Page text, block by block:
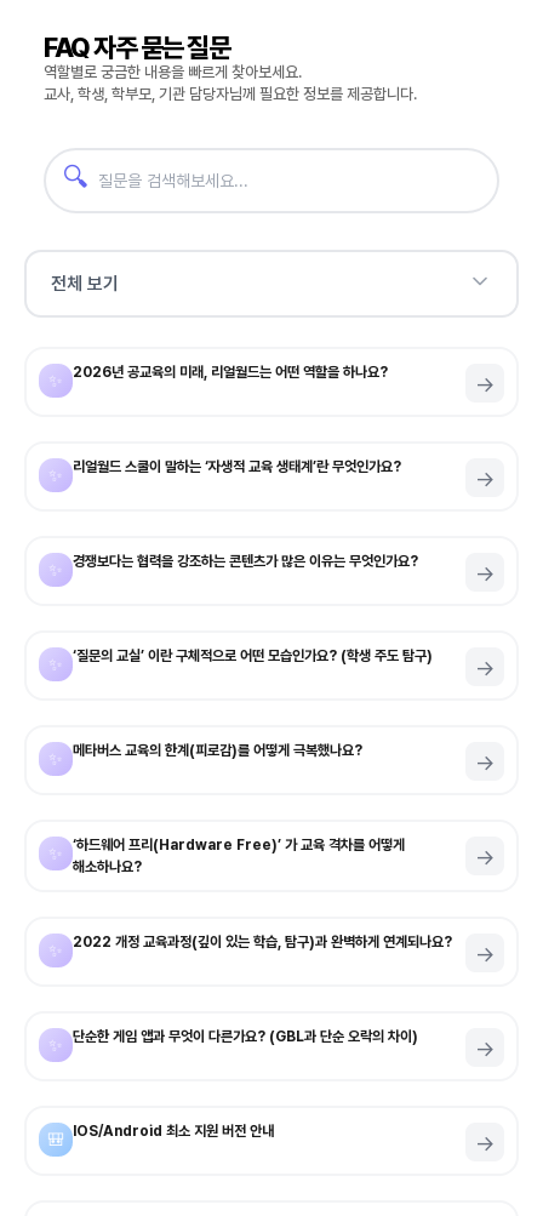
FAQ 자주 묻는 질문
역할별로 궁금한 내용을 빠르게 찾아보세요.
교사, 학생, 학부모, 기관 담당자님께 필요한 정보를 제공합니다.
🔍
전체 보기
✨ 2026년 공교육의 미래, 리얼월드는 어떤 역할을 하나요? →
✨ 리얼월드 스쿨이 말하는 ‘자생적 교육 생태계’란 무엇인가요? →
✨ 경쟁보다는 협력을 강조하는 콘텐츠가 많은 이유는 무엇인가요? →
✨ ‘질문의 교실’ 이란 구체적으로 어떤 모습인가요? (학생 주도 탐구) →
✨ 메타버스 교육의 한계(피로감)를 어떻게 극복했나요? →
✨
‘하드웨어 프리(Hardware Free)’ 가 교육 격차를 어떻게
해소하나요?
→
✨ 2022 개정 교육과정(깊이 있는 학습, 탐구)과 완벽하게 연계되나요? →
✨ 단순한 게임 앱과 무엇이 다른가요? (GBL과 단순 오락의 차이) →
🎒 IOS/Android 최소 지원 버전 안내 →